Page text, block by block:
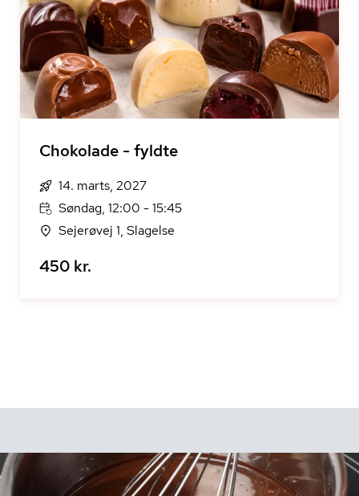
Chokolade - fyldte
14. marts, 2027
Søndag, 12:00 - 15:45
Sejerøvej 1, Slagelse
450 kr.